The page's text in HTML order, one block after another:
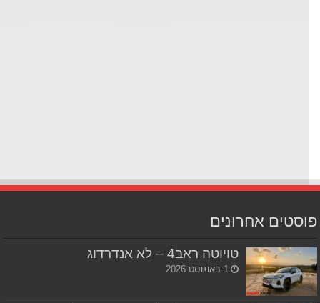
אחרונים
טויוטה ראב4 – לא אנדרדוג
1 באוגוסט 2026